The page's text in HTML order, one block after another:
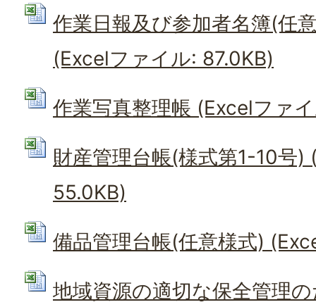
作業日報及び参加者名簿(任
(Excelファイル: 87.0KB)
作業写真整理帳 (Excelファ
財産管理台帳(様式第1-10号)
55.0KB)
備品管理台帳(任意様式)
地域資源の適切な保全管理